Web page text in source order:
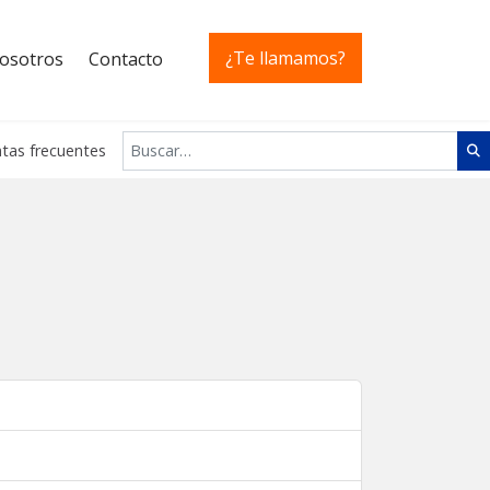
Contacto ¿Te llamamos?
frecuentes Buscar